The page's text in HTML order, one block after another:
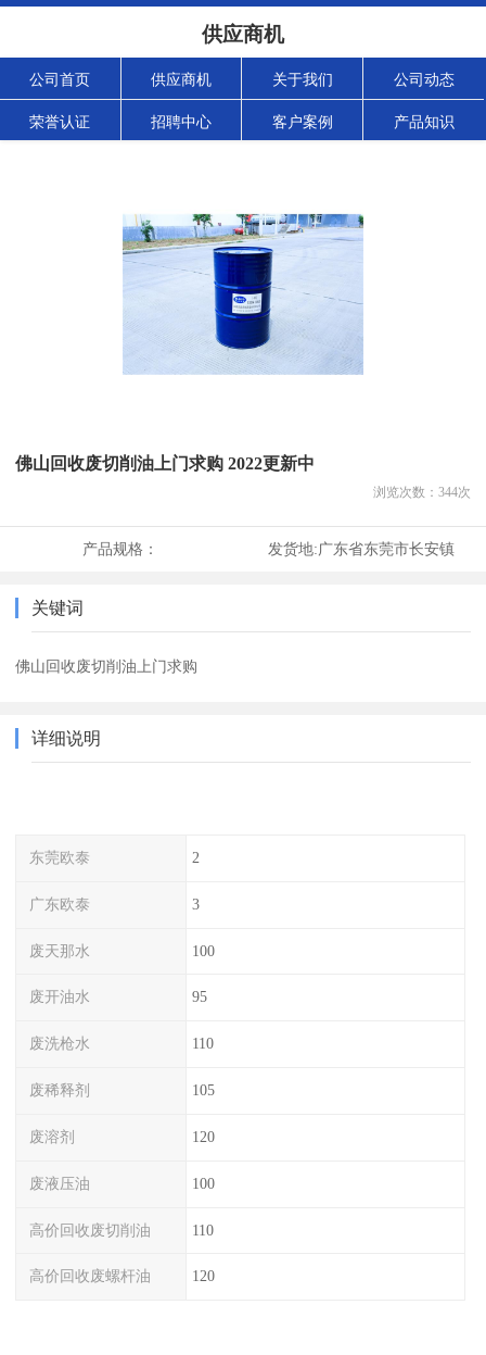
供应商机
公司首页 供应商机 关于我们 公司动态
荣誉认证 招聘中心 客户案例 产品知识
佛山回收废切削油上门求购 2022更新中
浏览次数： 344次
产品规格： 发货地:广东省东莞市长安镇
关键词
佛山回收废切削油上门求购
详细说明
东莞欧泰 2
广东欧泰 3
废天那水 100
废开油水 95
废洗枪水 110
废稀释剂 105
废溶剂 120
废液压油 100
高价回收废切削油 110
高价回收废螺杆油 120